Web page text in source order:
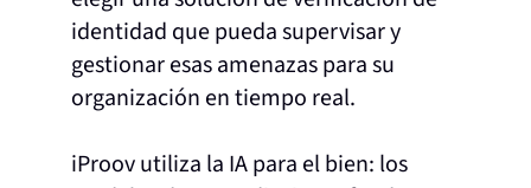
identidad que pueda supervisar y
gestionar esas amenazas para su
organización en tiempo real.
iProov utiliza la IA para el bien: los